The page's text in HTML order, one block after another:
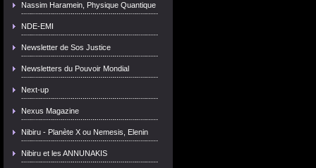
Nassim Haramein, Physique Quantique
NDE-EMI
Newsletter de Sos Justice
Newsletters du Pouvoir Mondial
Next-up
Nexus Magazine
Nibiru - Planète X ou Nemesis, Elenin
Nibiru et les ANNUNAKIS